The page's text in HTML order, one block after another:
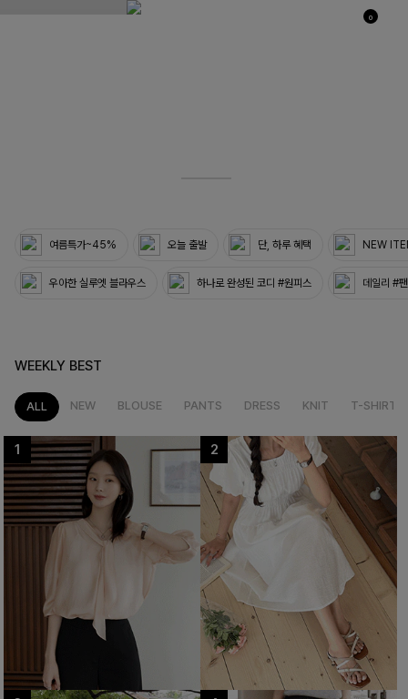
0
여름특가~45% 오늘 출발 단, 하루 혜택 NEW
우아한 실루엣 블라우스 하나로 완성된 코디 #원피스 데일리 #
WEEKLY BEST
ALL NEW BLOUSE PANTS DRESS KNIT T-SHIRT